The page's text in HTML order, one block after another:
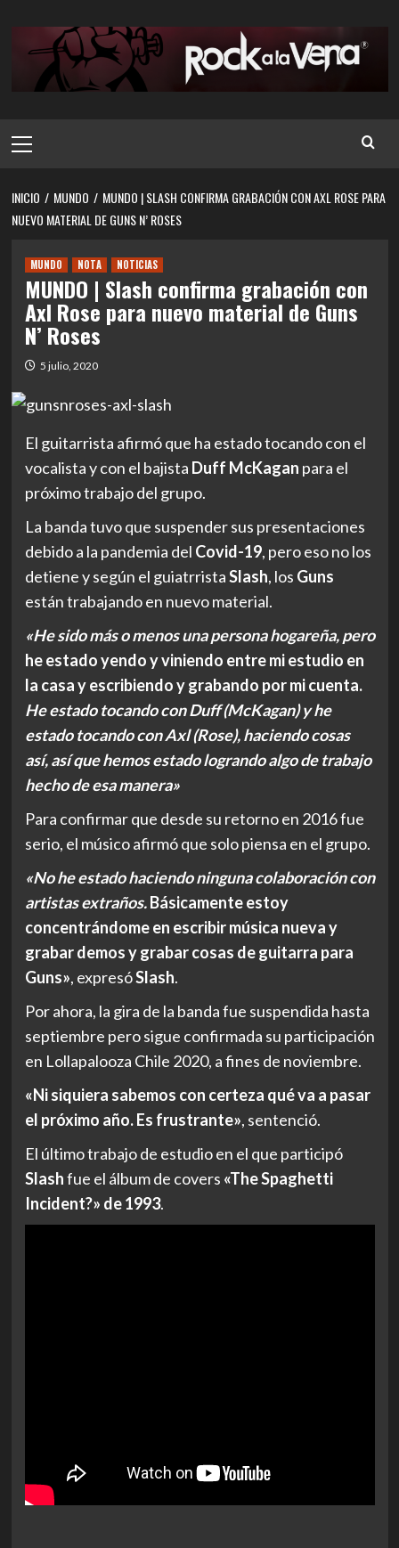
contenido
principal
INICIO MUNDO
MUNDO | SLASH CONFIRMA GRABACIÓN CON AXL ROSE PARA
NUEVO MATERIAL DE GUNS N’ ROSES
MUNDO NOTA NOTICIAS
MUNDO | Slash confirma grabación con
Axl Rose para nuevo material de Guns
N’ Roses
5 julio, 2020
El guitarrista afirmó que ha estado tocando con el
vocalista y con el bajista Duff McKagan para el
próximo trabajo del grupo.
La banda tuvo que suspender sus presentaciones
debido a la pandemia del Covid-19, pero eso no los
detiene y según el guiatrristaSlash, los Guns
están trabajando en nuevo material.
«He sido más o menos una persona hogareña, pero
he estado yendo y viniendo entre mi estudio en
la casa y escribiendo y grabando por mi cuenta.
He estado tocando con Duff (McKagan) y he
estado tocando con Axl (Rose), haciendo cosas
así, así que hemos estado logrando algo de trabajo
hecho de esa manera»
Para confirmar que desde su retorno en 2016 fue
serio, el músico afirmó que solo piensa en el grupo.
«No he estado haciendo ninguna colaboración con
artistas extraños.Básicamente estoy
concentrándome en escribir música nueva y
grabar demos y grabar cosas de guitarra para
Guns», expresóSlash.
Por ahora, la gira de la banda fue suspendida hasta
septiembre pero sigue confirmada su participación
en Lollapalooza Chile 2020, a fines de noviembre.
«Ni siquiera sabemos con certeza qué va a pasar
el próximo año. Es frustrante», sentenció.
El último trabajo de estudio en el que participó
Slashfue el álbum de covers «The Spaghetti
Incident?» de 1993.